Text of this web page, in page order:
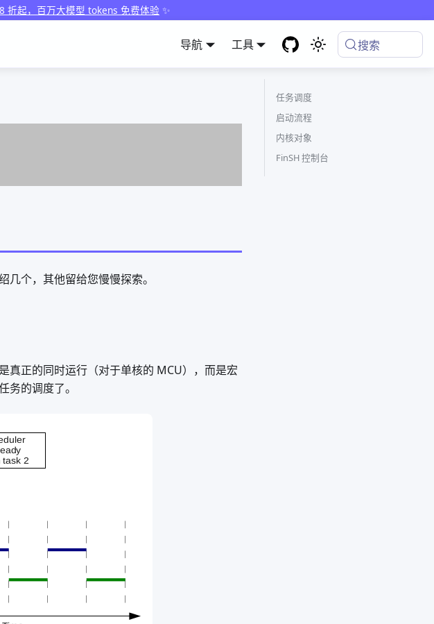
折起，百万大模型 tokens 免费体验 ✨
导航 工具 搜索
个，其他留给您慢慢探索。
真正的同时运行（对于单核的 MCU），而是宏
务的调度了。
任务调度
启动流程
内核对象
FinSH 控制台